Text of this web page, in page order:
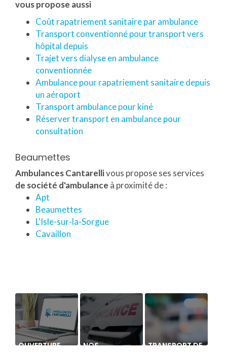
vous propose aussi
Coût rapatriement sanitaire par ambulance
Transport conventionné pour transport vers
hôpital depuis
Trajet vers dialyse en ambulance
conventionnée
Ambulance pour rapatriement sanitaire depuis
un aéroport
Transport ambulance pour kiné
Réserver transport en ambulance pour
consultation
Beaumettes
Ambulances Cantarellivous propose ses services
de société d'ambulance à proximité de :
Apt
Beaumettes
L'Isle-sur-la-Sorgue
Cavaillon
OUVERTURE NOS TRANSPORT DE